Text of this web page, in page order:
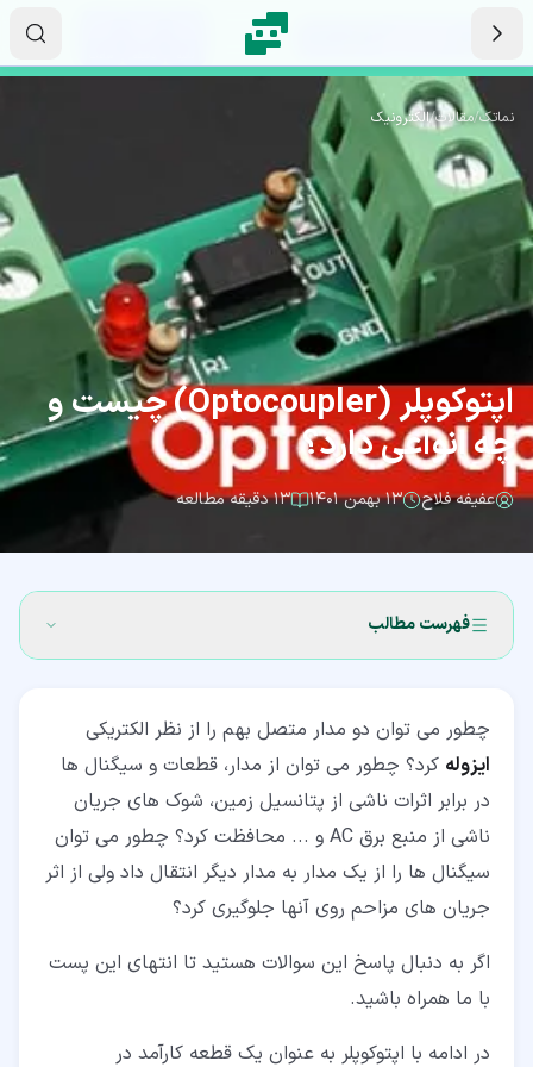
نماتک/مقالات/الکترونیک
اپتوکوپلر (Optocoupler) چیست و
چه انواعی دارد؟
عفیفه فلاح ۱۳ بهمن ۱۴۰۱ ۱۳ دقیقه مطالعه
فهرست مطالب
۳‏- نحوه کار اپتوکوپلر
۴‏- انواع اصلی اپتوکوپلر
۴‏-‏۱‏- اپتوکوپلر فوتوترانزیستوری (Photo-Transistor
Optocoupler)
۴‏-‏۲‏- اپتوکوپلر ترانزیستوری فوتودارلینگتونی (Photo-
Darlington Transistor Optocoupler)
۴‏-‏۳‏- اپتوکوپلر فوتوترایاکی (Photo-TRIAC Optocoupler)
چطور می توان دو مدار متصل بهم را از نظر الکتریکی
ایزوله کرد؟ چطور می توان از مدار، قطعات و سیگنال ها
در برابر اثرات ناشی از پتانسیل زمین، شوک های جریان
ناشی از منبع برق AC و ... محافظت کرد؟ چطور می توان
سیگنال ها را از یک مدار به مدار دیگر انتقال داد ولی از اثر
جریان های مزاحم روی آنها جلوگیری کرد؟
اگر به دنبال پاسخ این سوالات هستید تا انتهای این پست
با ما همراه باشید.
در ادامه با اپتوکوپلر به عنوان یک قطعه کارآمد در